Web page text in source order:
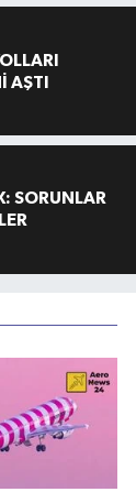
AŞTI
SORUNLAR